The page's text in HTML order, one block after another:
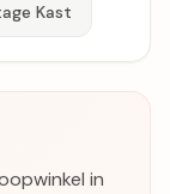
Kast
in